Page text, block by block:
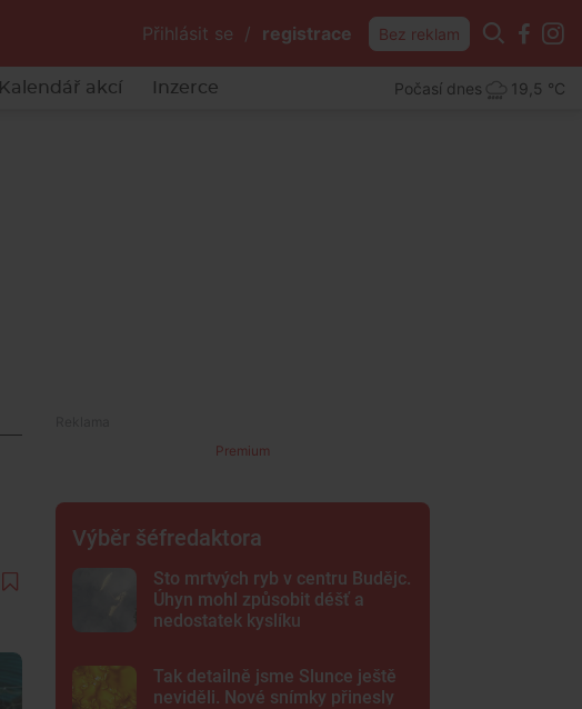
Přihlásit se / registrace Bez reklam
Kalendář akcí Inzerce Počasí dnes 19,5 °C
Premium
Výběr šéfredaktora
Sto mrtvých ryb v centru Budějc.
Úhyn mohl způsobit déšť a
nedostatek kyslíku
Tak detailně jsme Slunce ještě
neviděli. Nové snímky přinesly